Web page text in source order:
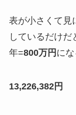
表が小さくて見
しているだけ
年=800万円 に
13,226,382円